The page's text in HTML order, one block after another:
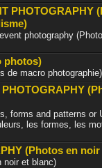
PHOTOGRAPHY
photography
photos)
de macro photographie)
forms and patterns or
les formes, les
(Photos en
noir et blanc)